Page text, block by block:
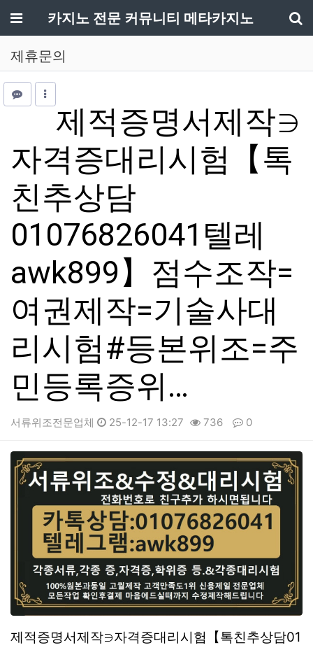
메뉴카지노 전문 커뮤니티 메타카지노
제휴문의
제적증명서제작∋
자격증대리시험【톡
친추상담
01076826041텔레
awk899】점수조작=
여권제작=기술사대
리시험#등본위조=주
민등록증위…
서류위조전문업체 25-12-17 13:27 736 0
본문
제적증명서제작∋자격증대리시험【톡친추상담01